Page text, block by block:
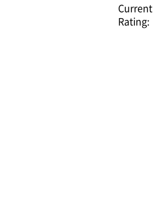
Current
Rating: